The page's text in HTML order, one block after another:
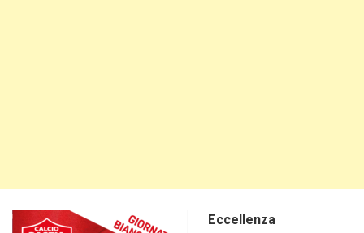
Eccellenza